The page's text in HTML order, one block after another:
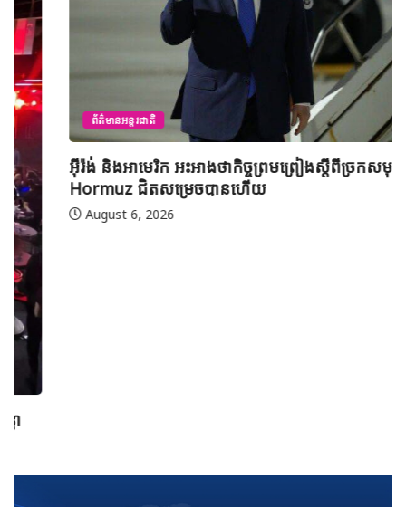
ព័ត៌មានអន្តរជាតិ
អ៊ីរ៉ង់ និងអាមេរិក អះអាងថាកិច្ចព្រមព្រៀងស្តីពីច្រកសមុទ្ទ
Hormuz ជិតសម្រេចបានហើយ
August 6, 2026